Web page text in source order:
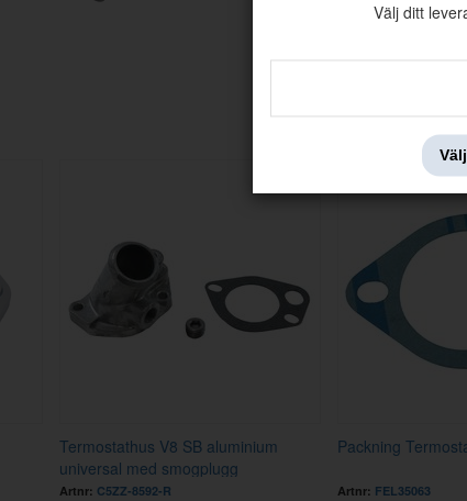
Termostathus V8 SB aluminium
universal med smogplugg
Artnr: C5ZZ-8592-R
Packning
Artnr: FEL35063
Välj ditt